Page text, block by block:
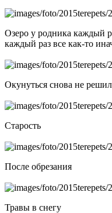
Озеро у родника каждый
каждый раз все как-то
Окунуться снова не
Старость
После обрезания
Травы в снегу